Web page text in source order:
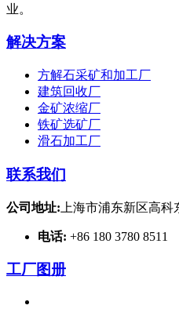
业。
解决方案
方解石采矿和加工厂
建筑回收厂
金矿浓缩厂
铁矿选矿厂
滑石加工厂
联系我们
公司地址: 上海市浦东新区高科
电话: +86 180 3780 8511
工厂图册